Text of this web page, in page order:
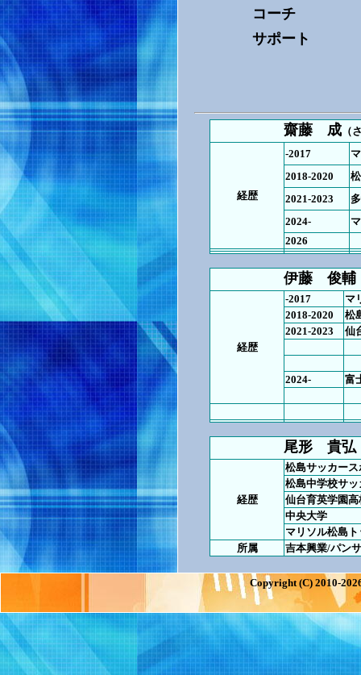
コーチ
サポート
齋藤 成 （
経歴
-2017
2018-2020
2021-2023
2024-
2026
伊藤 俊輔
経歴
-2017
マ
2018-2020
松
2021-2023
仙
2024-
富
尾形 貴弘
経歴
松島サッカー
松島中学校サッ
仙台育英学園高
中央大学
マリソル松島
所属
吉本興業/パン
Copyright (C) 2010-